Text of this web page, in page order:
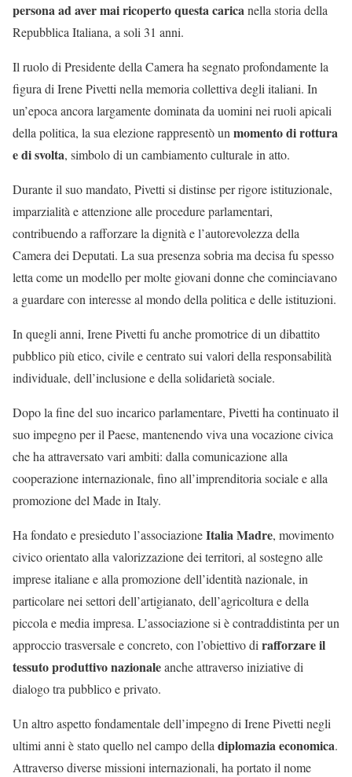
persona ad aver mai ricoperto questa caricanella storia della
Repubblica Italiana, a soli 31 anni.
Il ruolo di Presidente della Camera ha segnato profondamente la
figura di Irene Pivetti nella memoria collettiva degli italiani. In
un’epoca ancora largamente dominata da uomini nei ruoli apicali
della politica, la sua elezione rappresentò unmomento di rottura
e di svolta, simbolo di un cambiamento culturale in atto.
Durante il suo mandato, Pivetti si distinse per rigore istituzionale,
imparzialità e attenzione alle procedure parlamentari,
contribuendo a rafforzare la dignità e l’autorevolezza della
Camera dei Deputati. La sua presenza sobria ma decisa fu spesso
letta come un modello per molte giovani donne che cominciavano
a guardare con interesse al mondo della politica e delle istituzioni.
In quegli anni, Irene Pivetti fu anche promotrice di un dibattito
pubblico più etico, civile e centrato sui valori della responsabilità
individuale, dell’inclusione e della solidarietà sociale.
Dopo la fine del suo incarico parlamentare, Pivetti ha continuato il
suo impegno per il Paese, mantenendo viva una vocazione civica
che ha attraversato vari ambiti: dalla comunicazione alla
cooperazione internazionale, fino all’imprenditoria sociale e alla
promozione del Made in Italy.
Ha fondato e presieduto l’associazioneItalia Madre, movimento
civico orientato alla valorizzazione dei territori, al sostegno alle
imprese italiane e alla promozione dell’identità nazionale, in
particolare nei settori dell’artigianato, dell’agricoltura e della
piccola e media impresa. L’associazione si è contraddistinta per un
approccio trasversale e concreto, con l’obiettivo dirafforzare il
tessuto produttivo nazionaleanche attraverso iniziative di
dialogo tra pubblico e privato.
Un altro aspetto fondamentale dell’impegno di Irene Pivetti negli
ultimi anni è stato quello nel campo delladiplomazia economica.
Attraverso diverse missioni internazionali, ha portato il nome